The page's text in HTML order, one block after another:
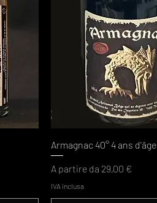
Armagnac 40° 4 ans d'âge
A partire da 29,00 €
Prezzo scontato
IVA inclusa